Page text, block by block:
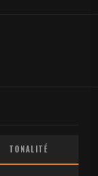
TONALITÉ